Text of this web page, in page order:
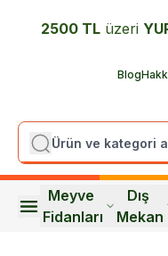
2500 TL üzeri
Blog
Meyve
Fidanları
Dış
Mekan